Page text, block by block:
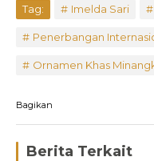
Tag: Imelda Sari
Penerbangan
Ornamen Khas
Bagikan
Berita Terkait